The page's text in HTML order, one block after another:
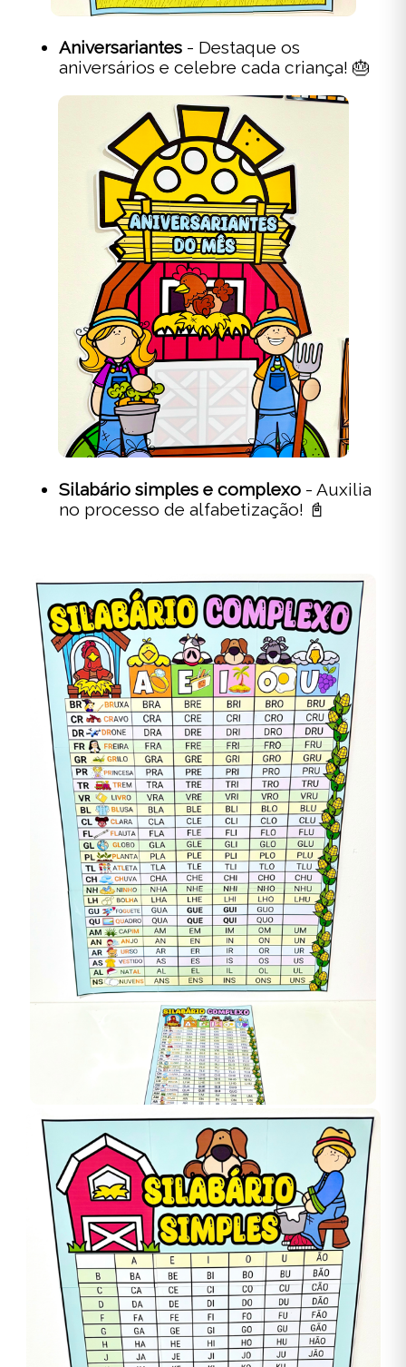
Aniversariantes - Destaque os
aniversários e celebre cada criança! 🎂
Silabário simples e complexo - Auxilia
no processo de alfabetização! 📓